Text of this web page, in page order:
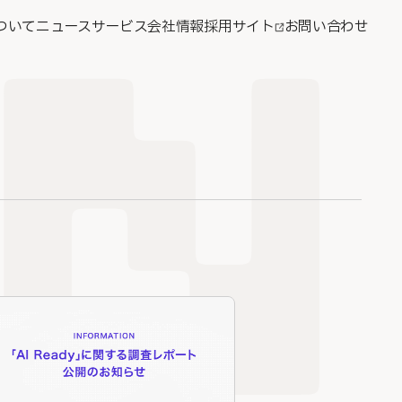
いてニュースサービス会社情報採用サイト お問い合わせ